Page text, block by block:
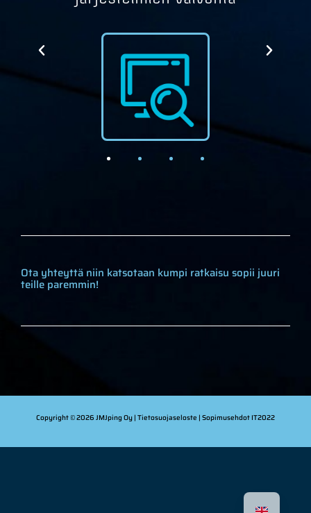
Ota yhteyttä niin katsotaan kumpi ratkaisu sopii juuri
teille paremmin!
Copyright © 2026 JMJping Oy | Tietosuojaseloste | Sopimusehdot IT2022